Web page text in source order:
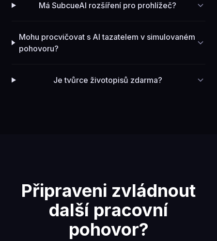
Má SubcueAI rozšíření pro prohlížeč?
Mohu procvičovat s AI tazatelem v simulovaném
pohovoru?
Je tvůrce životopisů zdarma?
Připraveni zvládnout
další pracovní
pohovor?